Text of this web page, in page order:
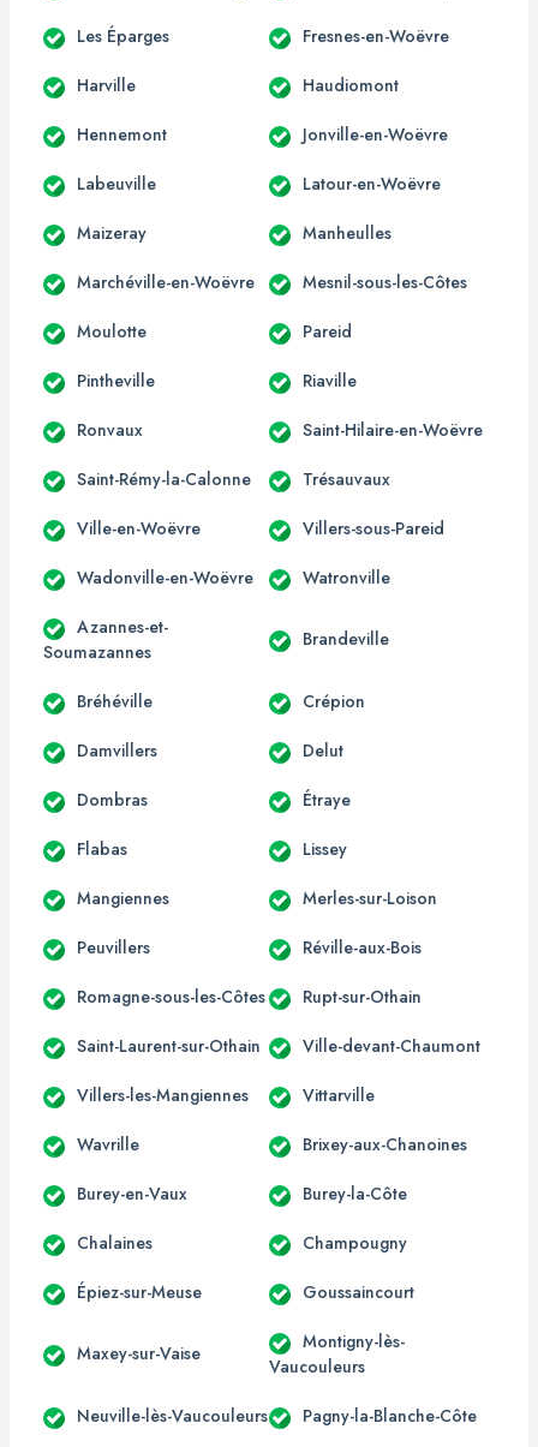
Les Éparges Fresnes-en-Woëvre
Harville Haudiomont
Hennemont Jonville-en-Woëvre
Labeuville Latour-en-Woëvre
Maizeray Manheulles
Marchéville-en-Woëvre Mesnil-sous-les-Côtes
Moulotte Pareid
Pintheville Riaville
Ronvaux Saint-Hilaire-en-Woëvre
Saint-Rémy-la-Calonne Trésauvaux
Ville-en-Woëvre Villers-sous-Pareid
Wadonville-en-Woëvre Watronville
Azannes-et-
Soumazannes
Brandeville
Bréhéville Crépion
Damvillers Delut
Dombras Étraye
Flabas Lissey
Mangiennes Merles-sur-Loison
Peuvillers Réville-aux-Bois
Romagne-sous-les-Côtes Rupt-sur-Othain
Saint-Laurent-sur-Othain Ville-devant-Chaumont
Villers-les-Mangiennes Vittarville
Wavrille Brixey-aux-Chanoines
Burey-en-Vaux Burey-la-Côte
Chalaines Champougny
Épiez-sur-Meuse Goussaincourt
Maxey-sur-Vaise
Montigny-lès-
Vaucouleurs
Neuville-lès-Vaucouleurs Pagny-la-Blanche-Côte